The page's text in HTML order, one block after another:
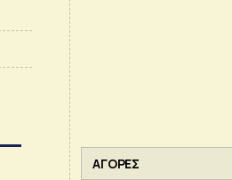
ΑΓΟΡΕΣ